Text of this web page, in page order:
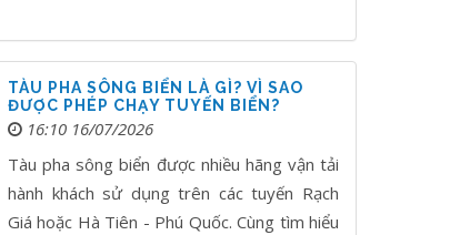
TÀU PHA SÔNG BIỂN LÀ GÌ? VÌ SAO
ĐƯỢC PHÉP CHẠY TUYẾN BIỂN?
16:10 16/07/2026
Tàu pha sông biển được nhiều hãng vận tải
hành khách sử dụng trên các tuyến Rạch
Giá hoặc Hà Tiên - Phú Quốc. Cùng tìm hiểu